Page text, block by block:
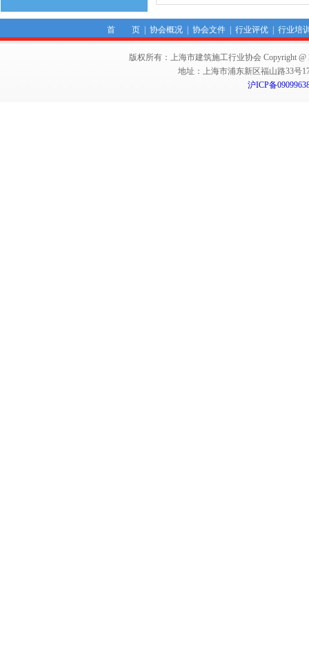
首 页| 协会概况| 协会文件| 行业评优| 行业培
版权所有：上海市建筑施工行业协会 Copyright @
地址：上海市浦东新区福山路33号
沪ICP备